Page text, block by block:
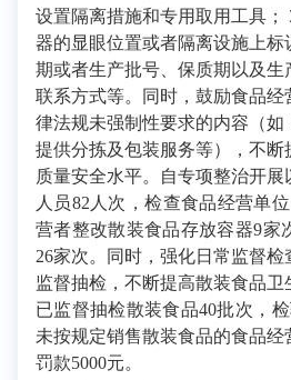
设置隔离措施和专用取用工具；
器的显眼位置或者隔离设施上标
期或者生产批号、保质期以及生
联系方式等。同时，鼓励食品
律法规未强制性要求的内容（
提供分拣及包装服务等），不断
质量安全水平。自专项整治开
人员82人次，检查食品经营单
营者整改散装食品存放容器9家
26家次。同时，强化日常监督
监督抽检，不断提高散装食品卫
已监督抽检散装食品40批次，
未按规定销售散装食品的食品经
罚款5000元。